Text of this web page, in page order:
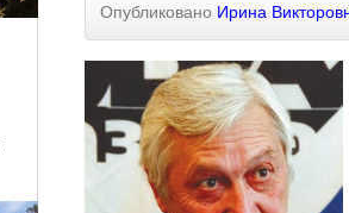
Опубликовано Ирина